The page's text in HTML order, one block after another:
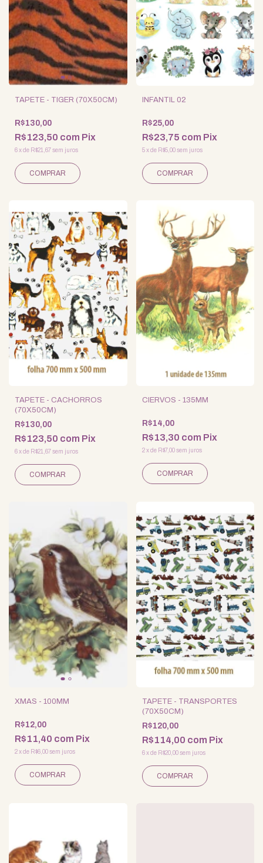
TAPETE - TIGER (70X50CM)
R$130,00
R$123,50 com Pix
6xde R$21,67sem juros
INFANTIL 02
R$25,00
R$23,75 com Pix
5 xde R$5,00 sem juros
TAPETE - CACHORROS
(70X50CM)
R$130,00
R$123,50 com Pix
6xde R$21,67sem juros
CIERVOS - 135MM
R$14,00
R$13,30 com Pix
2 xde R$7,00 sem juros
XMAS - 100MM
R$12,00
R$11,40 com Pix
2xde R$6,00sem juros
TAPETE - TRANSPORTES
(70X50CM)
R$120,00
R$114,00 com Pix
6 xde R$20,00 sem juros